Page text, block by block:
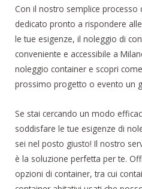
Con il nostro semplice processo
dedicato pronto a rispondere
le tue esigenze, il noleggio di
conveniente e accessibile a
noleggio container e scopri
prossimo progetto o evento un
Se stai cercando un modo
soddisfare le tue esigenze di
sei nel posto giusto! Il nostro
è la soluzione perfetta per te.
opzioni di container, tra cui